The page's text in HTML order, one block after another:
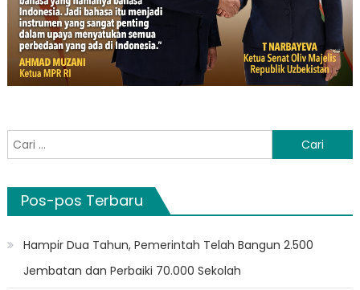
Cari
untuk:
Pos-pos Terbaru
Hampir Dua Tahun, Pemerintah Telah Bangun 2.500
Jembatan dan Perbaiki 70.000 Sekolah